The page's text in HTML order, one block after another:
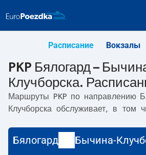
Расписание Вокзалы
PKP Бялогард –
Клучборска.
Маршруты PKP по направлению
Клучборска обслуживает, в том
отправляется в 13:29. Самое быстрое путешествие
Бялогард Бычина-